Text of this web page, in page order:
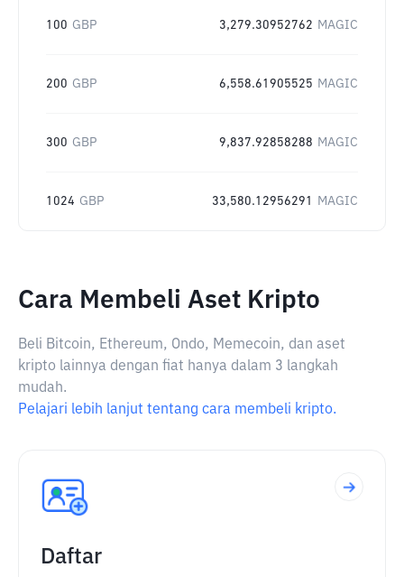
100 GBP 3,279.30952762 MAGIC
200 GBP 6,558.61905525 MAGIC
300 GBP 9,837.92858288 MAGIC
1024 GBP 33,580.12956291 MAGIC
Cara Membeli Aset Kripto
Beli Bitcoin, Ethereum, Ondo, Memecoin, dan aset
kripto lainnya dengan fiat hanya dalam 3 langkah
mudah.
Pelajari lebih lanjut tentang cara membeli kripto.
Daftar